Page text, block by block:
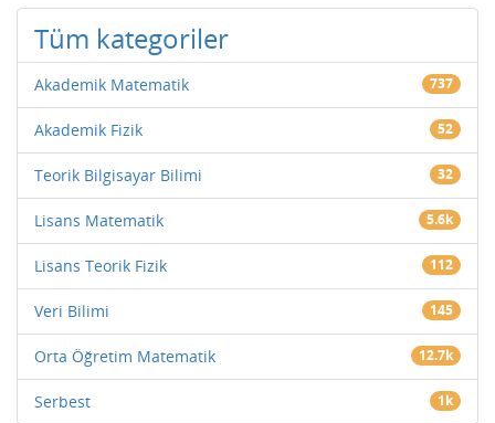
Tüm kategoriler
Akademik Matematik 737
Akademik Fizik 52
Teorik Bilgisayar Bilimi 32
Lisans Matematik 5.6k
Lisans Teorik Fizik 112
Veri Bilimi 145
Orta Öğretim Matematik 12.7k
Serbest 1k